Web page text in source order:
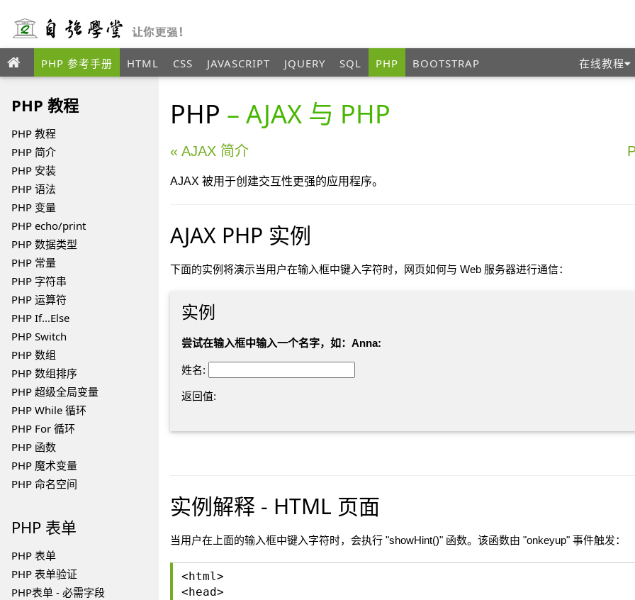
PHP 参考手册 HTML CSS JAVASCRIPT JQUERY SQL PHP BOOTSTRAP 在线教程
PHP 教程
PHP 教程
PHP 简介
PHP 安装
PHP 语法
PHP 变量
PHP echo/print
PHP 数据类型
PHP 常量
PHP 字符串
PHP 运算符
PHP If...Else
PHP Switch
PHP 数组
PHP 数组排序
PHP 超级全局变量
PHP While 循环
PHP For 循环
PHP 函数
PHP 魔术变量
PHP 命名空间
PHP 表单
PHP 表单
PHP 表单验证
PHP表单 - 必需字段
PHP – AJAX 与 PHP
« AJAX 简介
AJAX 被用于创建交互性更强的应用程序。
AJAX PHP 实例
下面的实例将演示当用户在输入框中键入字符时，网页如何与 Web 服务器进行通信：
实例
尝试在输入框中输入一个名字，如：Anna:
姓名:
返回值:
实例解释 - HTML 页面
当用户在上面的输入框中键入字符时，会执行 "showHint()" 函数。该函数由 "onkeyup" 事件触发：
<html>
<head>